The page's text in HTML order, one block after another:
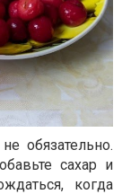
обязательно.
сахар и
когда